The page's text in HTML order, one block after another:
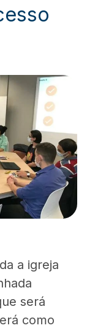
a igreja
será
como